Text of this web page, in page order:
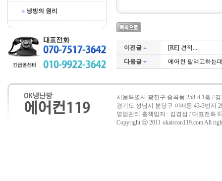
냉방의 원리
이전글
[RE] 견적....
다음글
에어컨 팔려고하는
서울특별시 광진구 중곡동 258-4 1층 /
경기도 성남시 분당구 이매동 43-3번지
영업관리 총책임자 : 김경섭 / 대표전화
Copyright ⓒ 2011 okaircon119.com All